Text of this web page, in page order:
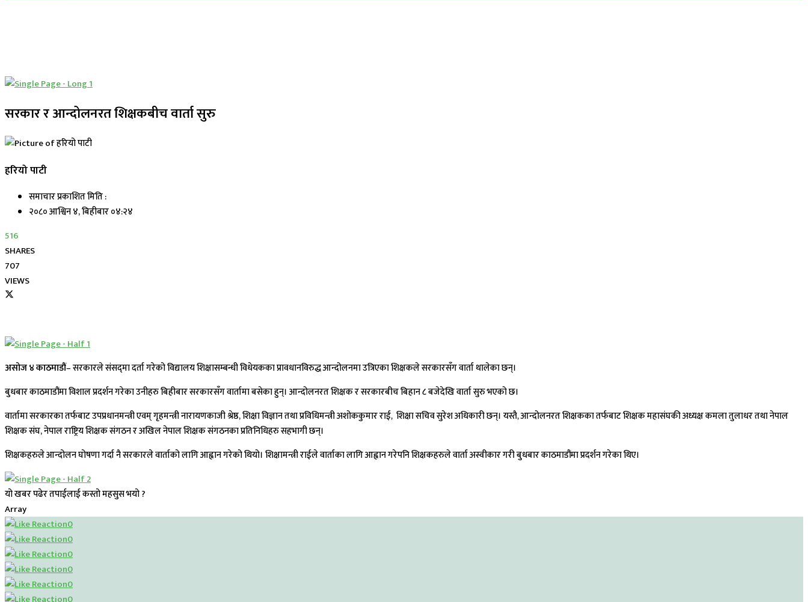
सरकार र आन्दोलनरत शिक्षकबीच वार्ता सुरु
हरियो पाटी
समाचार प्रकाशित मिति :
२०८० आश्विन ४, बिहीबार ०४:२४
516
SHARES
707
VIEWS
असाेज ४ काठमाडौं– सरकारले संसद्‌मा दर्ता गरेको विद्यालय शिक्षासम्बन्धी विधेयकका प्रावधानविरुद्ध आन्दोलनमा उत्रिएका शिक्षकले सरकारसँग वार्ता थालेका छन्।
बुधबार काठमाडौंमा विशाल प्रदर्शन गरेका उनीहरु बिहीबार सरकारसँग वार्तामा बसेका हुन्। आन्दोलनरत शिक्षक र सरकारबीच बिहान ८ बजेदेखि वार्ता सुरु भएको छ।
वार्तामा सरकारका तर्फबाट उपप्रधानमन्त्री एवम् गृहमन्त्री नारायणकाजी श्रेष्ठ, शिक्षा विज्ञान तथा प्रविधिमन्त्री अशोककुमार राई, शिक्षा सचिव सुरेश अधिकारी छन्। यस्तै, आन्दोलनरत शिक्षकका तर्फबाट शिक्षक महासंघकी अध्यक्ष कमला तुलाधर तथा नेपाल
शिक्षक संघ, नेपाल राष्ट्रिय शिक्षक संगठन र अखिल नेपाल शिक्षक संगठनका प्रतिनिधिहरु सहभागी छन्।
शिक्षकहरुले आन्दोलन घोषणा गर्दा नै सरकारले वार्ताको लागि आह्वान गरेको थियो। शिक्षामन्त्री राईले वार्ताका लागि आह्वान गरेपनि शिक्षकहरुले वार्ता अस्वीकार गरी बुधबार काठमाडौंमा प्रदर्शन गरेका थिए।
यो खबर पढेर तपाईलाई कस्तो महसुस भयो ?
Array
0
0
0
0
0